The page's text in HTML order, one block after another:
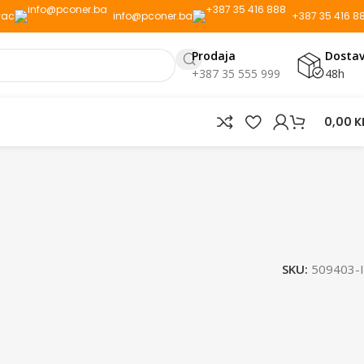
info@pconer.ba +387 35 416
Prodaja
+387 35 555 999
48h
0,00
SKU: 509403-I